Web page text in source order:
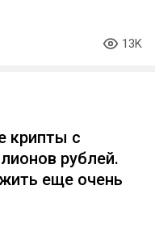
13K
крипты с
рублей.
еще очень